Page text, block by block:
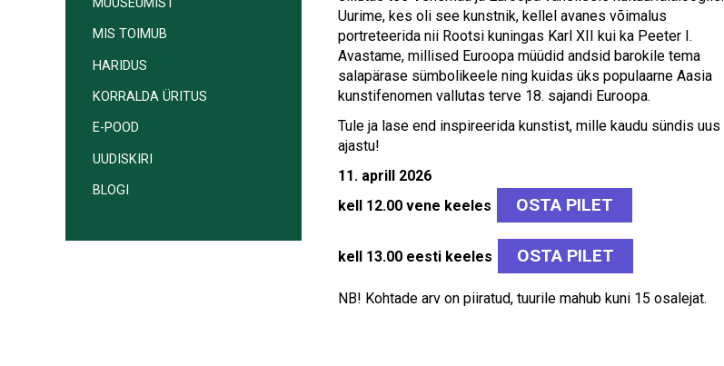
MIS TOIMUB
HARIDUS
KORRALDA ÜRITUS
E-POOD
UUDISKIRI
BLOGI
Uurime, kes oli see kunstnik, kellel avanes võimalus
portreteerida nii Rootsi kuningas Karl XII kui ka Peeter I.
Avastame, millised Euroopa müüdid andsid barokile tema
salapärase sümbolikeele ning kuidas üks populaarne Aasia
kunstifenomen vallutas terve 18. sajandi Euroopa.
Tule ja lase end inspireerida kunstist, mille kaudu sündis uus
ajastu!
11. aprill 2026
kell 12.00 vene keeles
OSTA PILET
kell 13.00 eesti keeles OSTA PILET
NB! Kohtade arv on piiratud, tuurile mahub kuni 15 osalejat.